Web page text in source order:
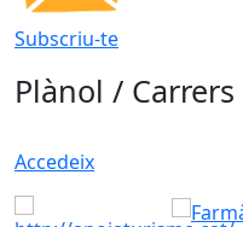
Subscriu-te
Plànol / Carrers
Accedeix